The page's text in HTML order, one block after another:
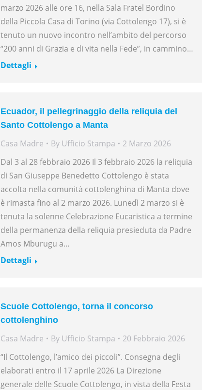
marzo 2026 alle ore 16, nella Sala Fratel Bordino
della Piccola Casa di Torino (via Cottolengo 17), si è
tenuto un nuovo incontro nell’ambito del percorso
“200 anni di Grazia e di vita nella Fede”, in cammino…
Dettagli
Ecuador, il pellegrinaggio della reliquia del
Santo Cottolengo a Manta
Casa Madre By Ufficio Stampa
2 Marzo 2026
Dal 3 al 28 febbraio 2026 Il 3 febbraio 2026 la reliquia
di San Giuseppe Benedetto Cottolengo è stata
accolta nella comunità cottolenghina di Manta dove
è rimasta fino al 2 marzo 2026. Lunedì 2 marzo si è
tenuta la solenne Celebrazione Eucaristica a termine
della permanenza della reliquia presieduta da Padre
Amos Mburugu a…
Dettagli
Scuole Cottolengo, torna il concorso
cottolenghino
Casa Madre By Ufficio Stampa
20 Febbraio 2026
“Il Cottolengo, l’amico dei piccoli”. Consegna degli
elaborati entro il 17 aprile 2026 La Direzione
generale delle Scuole Cottolengo, in vista della Festa